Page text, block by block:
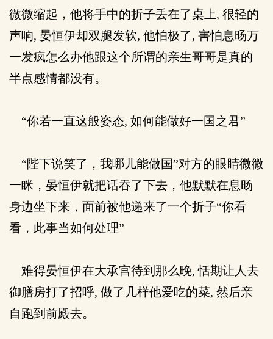
微微缩起，他将手中的折子丢在了桌上, 很轻的
声响, 晏恒伊却双腿发软, 他怕极了, 害怕息旸万
一发疯怎么办他跟这个所谓的亲生哥哥是真的
半点感情都没有。
“你若一直这般姿态, 如何能做好一国之君”
“陛下说笑了，我哪儿能做国”对方的眼睛微微
一眯，晏恒伊就把话吞了下去，他默默在息旸
身边坐下来，面前被他递来了一个折子“你看
看，此事当如何处理”
难得晏恒伊在大承宫待到那么晚, 恬期让人去
御膳房打了招呼, 做了几样他爱吃的菜, 然后亲
自跑到前殿去。